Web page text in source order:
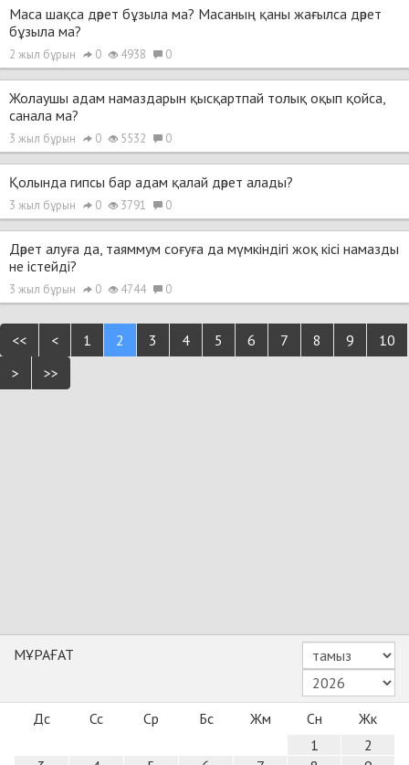
Маса шақса дәрет бұзыла ма? Масаның қаны жағылса дәрет
бұзыла ма?
2 жыл бұрын 0 4938 0
Жолаушы адам намаздарын қысқартпай толық оқып қойса,
санала ма?
3 жыл бұрын 0 5532 0
Қолында гипсы бар адам қалай дәрет алады?
3 жыл бұрын 0 3791 0
Дәрет алуға да, таяммум соғуға да мүмкіндігі жоқ кісі намазды
не істейді?
3 жыл бұрын 0 4744 0
<< < 1 2 3 4 5 6 7 8 9
10
>
>>
МҰРАҒАТ
Дс Сс Ср Бс Жм Сн
Жк
1
2